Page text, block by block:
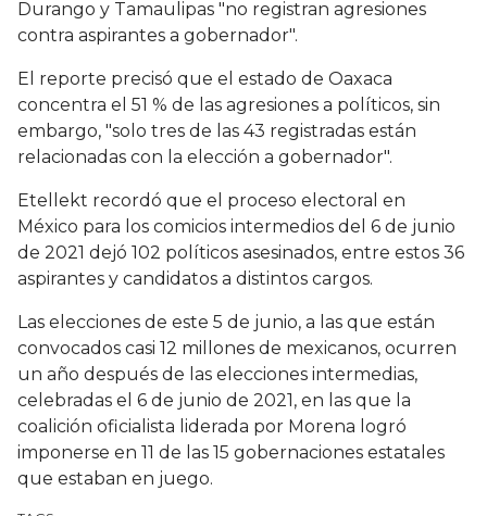
Durango y Tamaulipas "no registran agresiones
contra aspirantes a gobernador".
El reporte precisó que el estado de Oaxaca
concentra el 51 % de las agresiones a políticos, sin
embargo, "solo tres de las 43 registradas están
relacionadas con la elección a gobernador".
Etellekt recordó que el proceso electoral en
México para los comicios intermedios del 6 de junio
de 2021 dejó 102 políticos asesinados, entre estos 36
aspirantes y candidatos a distintos cargos.
Las elecciones de este 5 de junio, a las que están
convocados casi 12 millones de mexicanos, ocurren
un año después de las elecciones intermedias,
celebradas el 6 de junio de 2021, en las que la
coalición oficialista liderada por Morena logró
imponerse en 11 de las 15 gobernaciones estatales
que estaban en juego.